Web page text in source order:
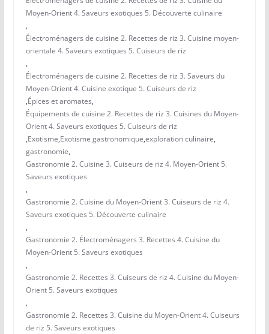
Moyen-Orient 4. Saveurs exotiques 5. Découverte culinaire
,
Électroménagers de cuisine 2. Recettes de riz 3. Cuisine moyen-
orientale 4. Saveurs exotiques 5. Cuiseurs de riz
,
Électroménagers de cuisine 2. Recettes de riz 3. Saveurs du
Moyen-Orient 4. Cuisine exotique 5. Cuiseurs de riz
,Épices et aromates,
Équipements de cuisine 2. Recettes de riz 3. Cuisines du Moyen-
Orient 4. Saveurs exotiques 5. Cuiseurs de riz
,Exotisme,Exotisme gastronomique,exploration culinaire,
gastronomie,
Gastronomie 2. Cuisine 3. Cuiseurs de riz 4. Moyen-Orient 5.
Saveurs exotiques
,
Gastronomie 2. Cuisine du Moyen-Orient 3. Cuiseurs de riz 4.
Saveurs exotiques 5. Découverte culinaire
,
Gastronomie 2. Électroménagers 3. Recettes 4. Cuisine du
Moyen-Orient 5. Saveurs exotiques
,
Gastronomie 2. Recettes 3. Cuiseurs de riz 4. Cuisine du Moyen-
Orient 5. Saveurs exotiques
,
Gastronomie 2. Recettes 3. Cuisine du Moyen-Orient 4. Cuiseurs
de riz 5. Saveurs exotiques